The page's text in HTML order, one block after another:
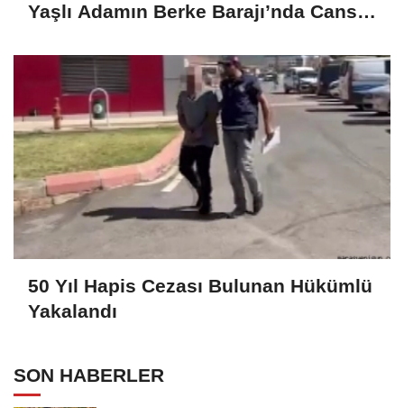
Yaşlı Adamın Berke Barajı’nda Cansız
50 Yıl Hapis Cezası Bulunan Hükümlü
Yakalandı
SON HABERLER